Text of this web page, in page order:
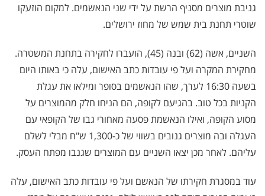
גניבת מוצרים מסניף הרשת על ידי שני הנאשמים. למקום הוזעקו
שוטרי תחנת בית שמש של מחוז ירושלים.
השניים, אשה (62) ובנה (45), הועברו לחקירה בתחנת המשטרה.
מחקירת המקרה ועל פי עובדות כתב האישום, עלה כי באותו היום
בשעה 16:30 לערך, שהו הנאשמים בסופר ומילאו את עגלת
הקניות בכל טוב. בהגיעם לקופה, הם הניחו חלק מהמוצרים על
מסוע הקופה, ואילו הנאשמת פסעה מאחורי גבו של הקופאי עם
העגלה ובה מוצרים גנובים בשווי של כ-1,300 ש"ח מבלי לשלם
עליהם. לאחר מכן יצאו השניים עם המוצרים שגנבו מפתח העסק.
עוד במסגרת חקירתו של הנאשם ועל פי עובדות כתב האישום, עלה